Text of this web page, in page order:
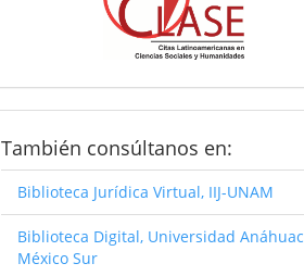
Consultanos
También consúltanos en:
Biblioteca Jurídica Virtual, IIJ-UNAM
Biblioteca Digital, Universidad Anáhuac
México Sur